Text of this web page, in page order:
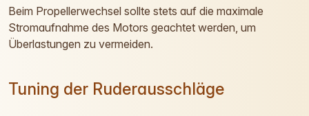
Beim Propellerwechsel sollte stets auf die maximale
Stromaufnahme des Motors geachtet werden, um
Überlastungen zu vermeiden.
Tuning der Ruderausschläge